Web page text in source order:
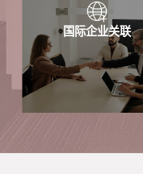
国际企业关联